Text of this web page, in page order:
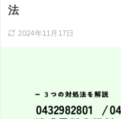
法
2024年11月17日